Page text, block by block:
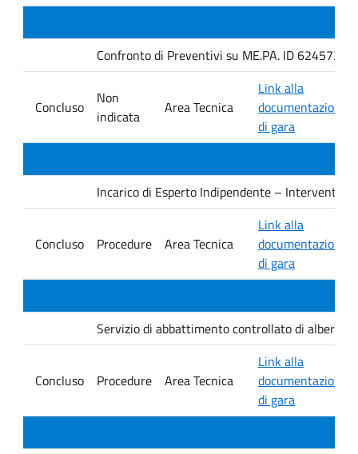
Confronto di Preventivi su ME.PA. ID 6245735
Concluso
Non
indicata
Area Tecnica
Link alla
documentazione
di gara
Incarico di Esperto Indipendente – Interventi
Concluso Procedure Area Tecnica
Link alla
documentazione
di gara
Servizio di abbattimento controllato di
Concluso Procedure Area Tecnica
Link alla
documentazione
di gara